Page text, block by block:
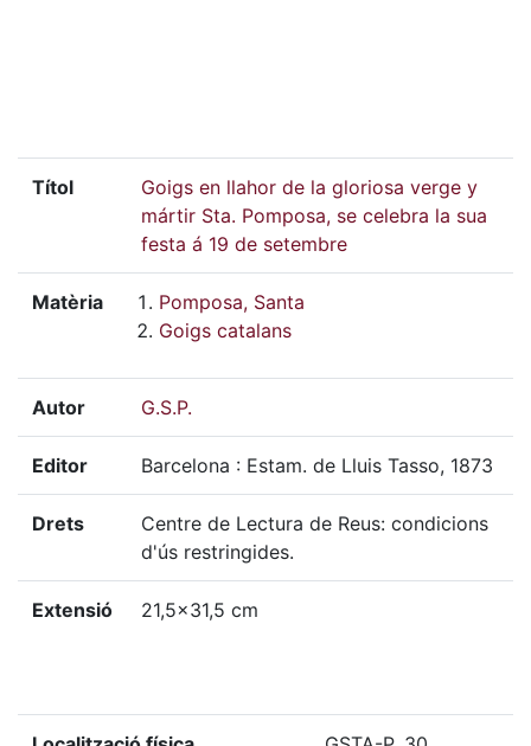
Títol
Goigs en llahor de la gloriosa verge y
mártir Sta. Pomposa, se celebra la sua
festa á 19 de setembre
Matèria
Pomposa, Santa
Goigs catalans
Autor G.S.P.
Editor Barcelona : Estam. de Lluis Tasso, 1873
Drets
Centre de Lectura de Reus: condicions
d'ús restringides.
Extensió 21,5x31,5 cm